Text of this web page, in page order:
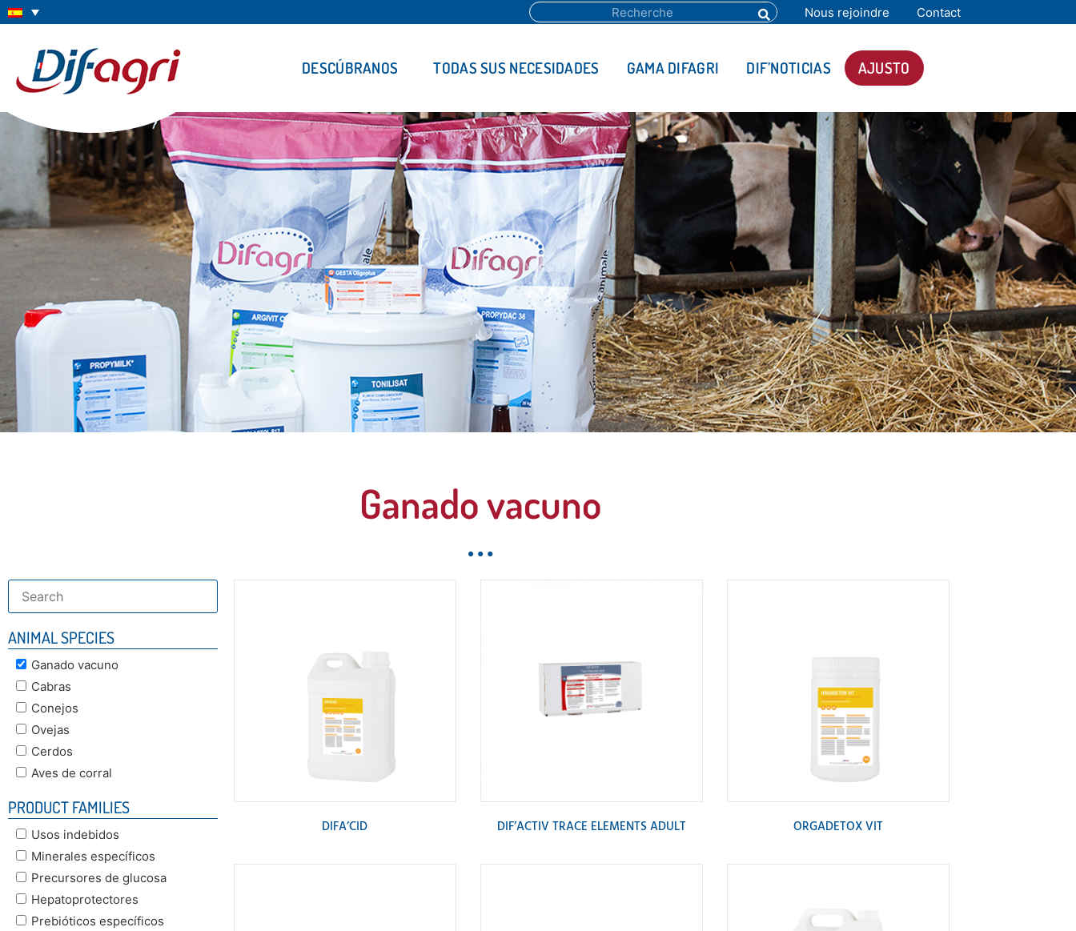
Nous rejoindre Contact
DESCÚBRANOS TODAS SUS NECESIDADES GAMA DIFAGRI DIF’NOTICIAS AJUSTO
Découvrez notre gamme
complète et spécifique
Ganado vacuno
ANIMAL SPECIES
Ganado vacuno
Cabras
Conejos
Ovejas
Cerdos
Aves de corral
PRODUCT FAMILIES
Usos indebidos
Minerales específicos
Precursores de glucosa
Hepatoprotectores
Prebióticos específicos
DIFA’CID DIF’ACTIV TRACE ELEMENTS ADULT ORGADETOX VIT